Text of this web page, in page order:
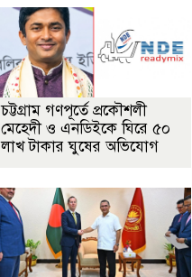
চট্টগ্রাম গণপূর্তে প্রকৌশলী
মেহেদী ও এনডিইকে ঘিরে ৫০
লাখ টাকার ঘুষের অভিযোগ